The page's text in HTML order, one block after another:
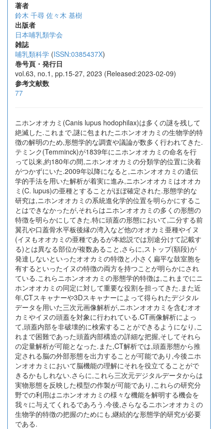
著者
鈴木 千尋 佐々木 基樹
出版者
日本哺乳類学会
雑誌
哺乳類科学 (ISSN:0385437X)
巻号頁・発行日
vol.63, no.1, pp.15-27, 2023 (Released:2023-02-09)
参考文献数
77
ニホンオオカミ(Canis lupus hodophilax)は多くの謎を残して
絶滅した.これまで,謎に包まれたニホンオオカミの生物学的特
徴の解明のため,形態学的な調査や議論が数多く行われてきた.
テミンク(Temminck)が1839年にニホンオオカミの命名を行
って以来,約180年の間,ニホンオオカミの分類学的位置に決着
がつかずにいた.2009年以降になると,ニホンオオカミの遺伝
学的手法を用いた解析が着実に進み,ニホンオオカミはオオカ
ミ(C. lupus)の亜種とすることがほぼ確定された.形態学的な
研究は,ニホンオオカミの系統進化学的位置を明らかにするこ
とはできなかったが,それらはニホンオオカミの多くの形態の
特徴を明らかにしてきた.特に頭蓋の形態において,二分する前
翼孔や口蓋骨水平板後縁の湾入など他のオオカミ亜種やイヌ
(イヌもオオカミの亜種であるが本総説では別途分けて記載す
る)とは異なる部位が複数あること,さらに,ストップ(額段)が
発達しないといったオオカミの特徴と,小さく扁平な鼓室胞を
有するといったイヌの特徴の両方を持つことが明らかにされ
ている.これらニホンオオカミの形態学的特徴は,これまでにニ
ホンオオカミの同定に対して重要な役割を担ってきた.また近
年,CTスキャナーや3Dスキャナーによって得られたデジタル
データを用いた三次元画像解析が,ニホンオオカミを含むオオ
カミやイヌの頭蓋を対象に行われている.CT画像解析によっ
て,頭蓋内部を非破壊的に検索することができるようになり,こ
れまで困難であった頭蓋内部構造の詳細な把握,そしてそれら
の定量解析が可能となった.また,CT解析では,頭蓋形態から推
定される脳の外部形態を出力することが可能であり,今後ニホ
ンオオカミにおいて脳機能の理解にそれを役立てることがで
きるかもしれない.さらに,これら三次元デジタルデータからは
実物形態を反映した模型の作製が可能であり,これらの研究分
野での利用はニホンオオカミの様々な機能を解明する機会を
我々に与えてくれるであろう.今後,さらなるニホンオオカミの
生物学的特徴の把握のためにも,継続的な形態学的研究が必要
である.